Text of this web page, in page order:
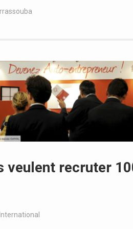
veulent recruter
International